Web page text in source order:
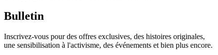
Bulletin
Inscrivez-vous pour des offres exclusives, des histoires originales,
une sensibilisation à l'activisme, des événements et bien plus encore.